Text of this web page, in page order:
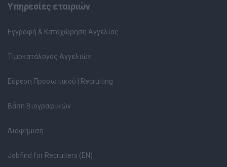
Υπηρεσίες εταιριών
Εγγραφή & Καταχώρηση Αγγελίας
Τιμοκατάλογος Αγγελιών
Εύρεση Προσωπικού | Recruiting
Βάση Βιογραφικών
Διαφήμιση
Jobfind for Recruiters (EN)